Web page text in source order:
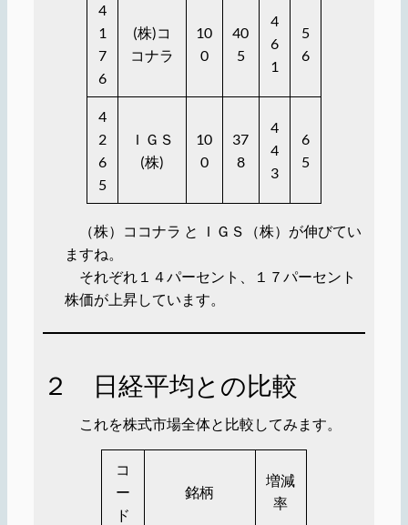
4
1
7
6
(株)コ
コナラ
10
0
40
5
4
6
1
5
6
4
2
6
5
ＩＧＳ
(株)
10
0
37
8
4
4
3
6
5
（株）ココナラ と ＩＧＳ（株）が伸びてい
ますね。
それぞれ１４パーセント、１７パーセント
株価が上昇しています。
２ 日経平均との比較
これを株式市場全体と比較してみます。
コ
ー
ド
銘柄
増減
率